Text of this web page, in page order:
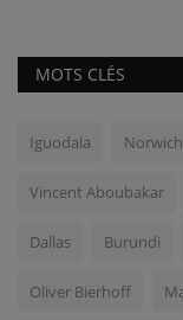
MOTS CLÉS
Iguodala Norwich
Vincent Aboubakar
Dallas Burundi
Oliver Bierhoff